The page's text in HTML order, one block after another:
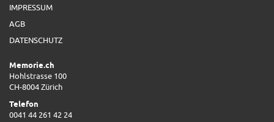
IMPRESSUM
AGB
DATENSCHUTZ
Memorie.ch
Hohlstrasse 100
CH-8004 Zürich
Telefon
0041 44 261 42 24